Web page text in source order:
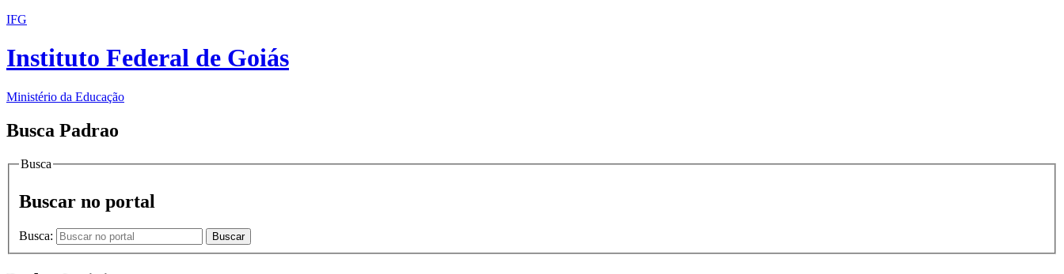
IFG
Instituto Federal de Goiás
Ministério da Educação
Busca Padrao
Busca
Buscar no portal
Busca: Buscar